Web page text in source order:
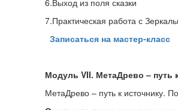
6.Выход из поля сказки
7.Практическая работа с
Записаться на мастер-класс
Модуль VII. МетаДрево – путь
МетаДрево – путь к источнику.